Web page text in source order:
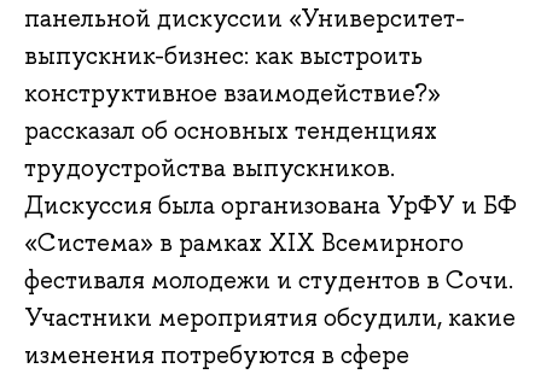
панельной дискуссии «Университет-
выпускник-бизнес: как выстроить
конструктивное взаимодействие?»
рассказал об основных тенденциях
трудоустройства выпускников.
Дискуссия была организована УрФУ и БФ
«Система» в рамках XIX Всемирного
фестиваля молодежи и студентов в Сочи.
Участники мероприятия обсудили, какие
изменения потребуются в сфере